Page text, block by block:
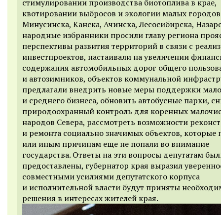
стимулировании производства биотоплива в крае,
квотировании выбросов и экологии малых
Минусинска, Канска, Ачинска, Лесосибирска,
народные избранники просили главу региона
перспективы развития территорий в связи с
инвестпроектов, настаивали на увеличении
содержания автомобильных дорог общего
и автозимников, объектов коммунальной
предлагали внедрить новые меры поддержки
и среднего бизнеса, обновить автобусные парки,
природоохранный контроль для коренных
народов Севера, рассмотреть возможности
и ремонта социально значимых объектов, которые
или иным причинам еще не попали во внимание
государства. Ответы на эти вопросы депутатам
предоставлены, губернатор края выразил
совместными усилиями депутатского корпуса
и исполнительной власти будут приняты
решения в интересах жителей края.